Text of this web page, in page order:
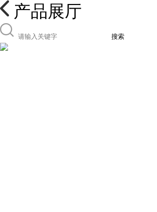
产品展厅
搜索